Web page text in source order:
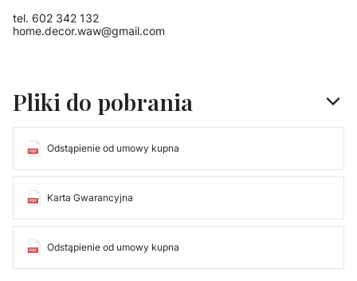
tel. 602 342 132
home.decor.waw@gmail.com
Pliki do pobrania
Odstąpienie od umowy kupna
Karta Gwarancyjna
Odstąpienie od umowy kupna